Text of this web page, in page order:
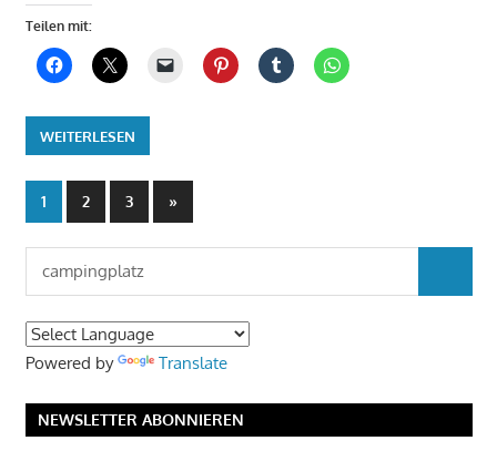
Teilen mit:
WEITERLESEN
Seitennummerierung
der
Beiträge
1 2 3
Nächste
Beiträge
»
Powered by Translate
NEWSLETTER ABONNIEREN